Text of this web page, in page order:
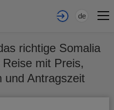
de
richtige Somalia
mit Preis,
und Antragszeit